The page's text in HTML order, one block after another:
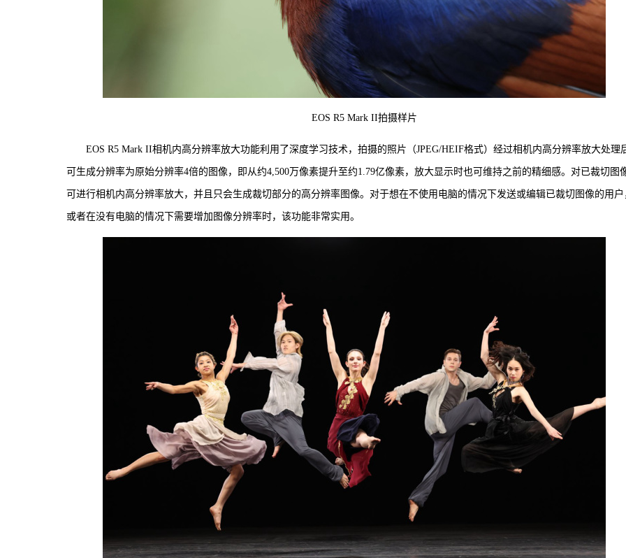
EOS R5 Mark II拍摄样片
EOS R5 Mark II相机内高分辨率放大功能利用了深度学习技术，拍摄的照片（JPEG/HEIF格式）经过相机内高分辨率放大处理
可生成分辨率为原始分辨率4倍的图像，即从约4,500万像素提升至约1.79亿像素，放大显示时也可维持之前的精细感。对已裁切图
可进行相机内高分辨率放大，并且只会生成裁切部分的高分辨率图像。对于想在不使用电脑的情况下发送或编辑已裁切图像的用户
或者在没有电脑的情况下需要增加图像分辨率时，该功能非常实用。